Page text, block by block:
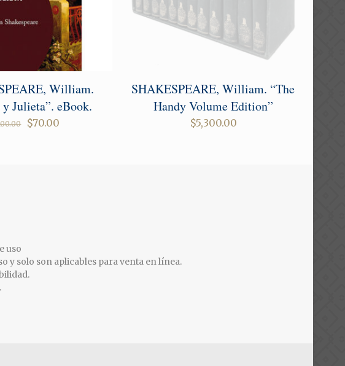
William.
y Julieta”. eBook.
Original
$70.00
SHAKESPEARE, William. “The
Handy Volume Edition”
$5,300.00
uso
y solo son aplicables para venta en línea.